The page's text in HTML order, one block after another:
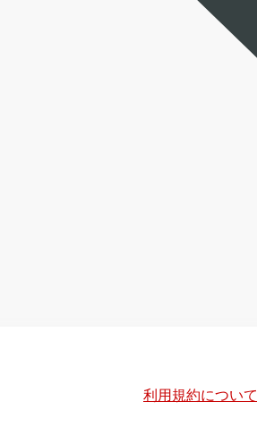
利用規約について